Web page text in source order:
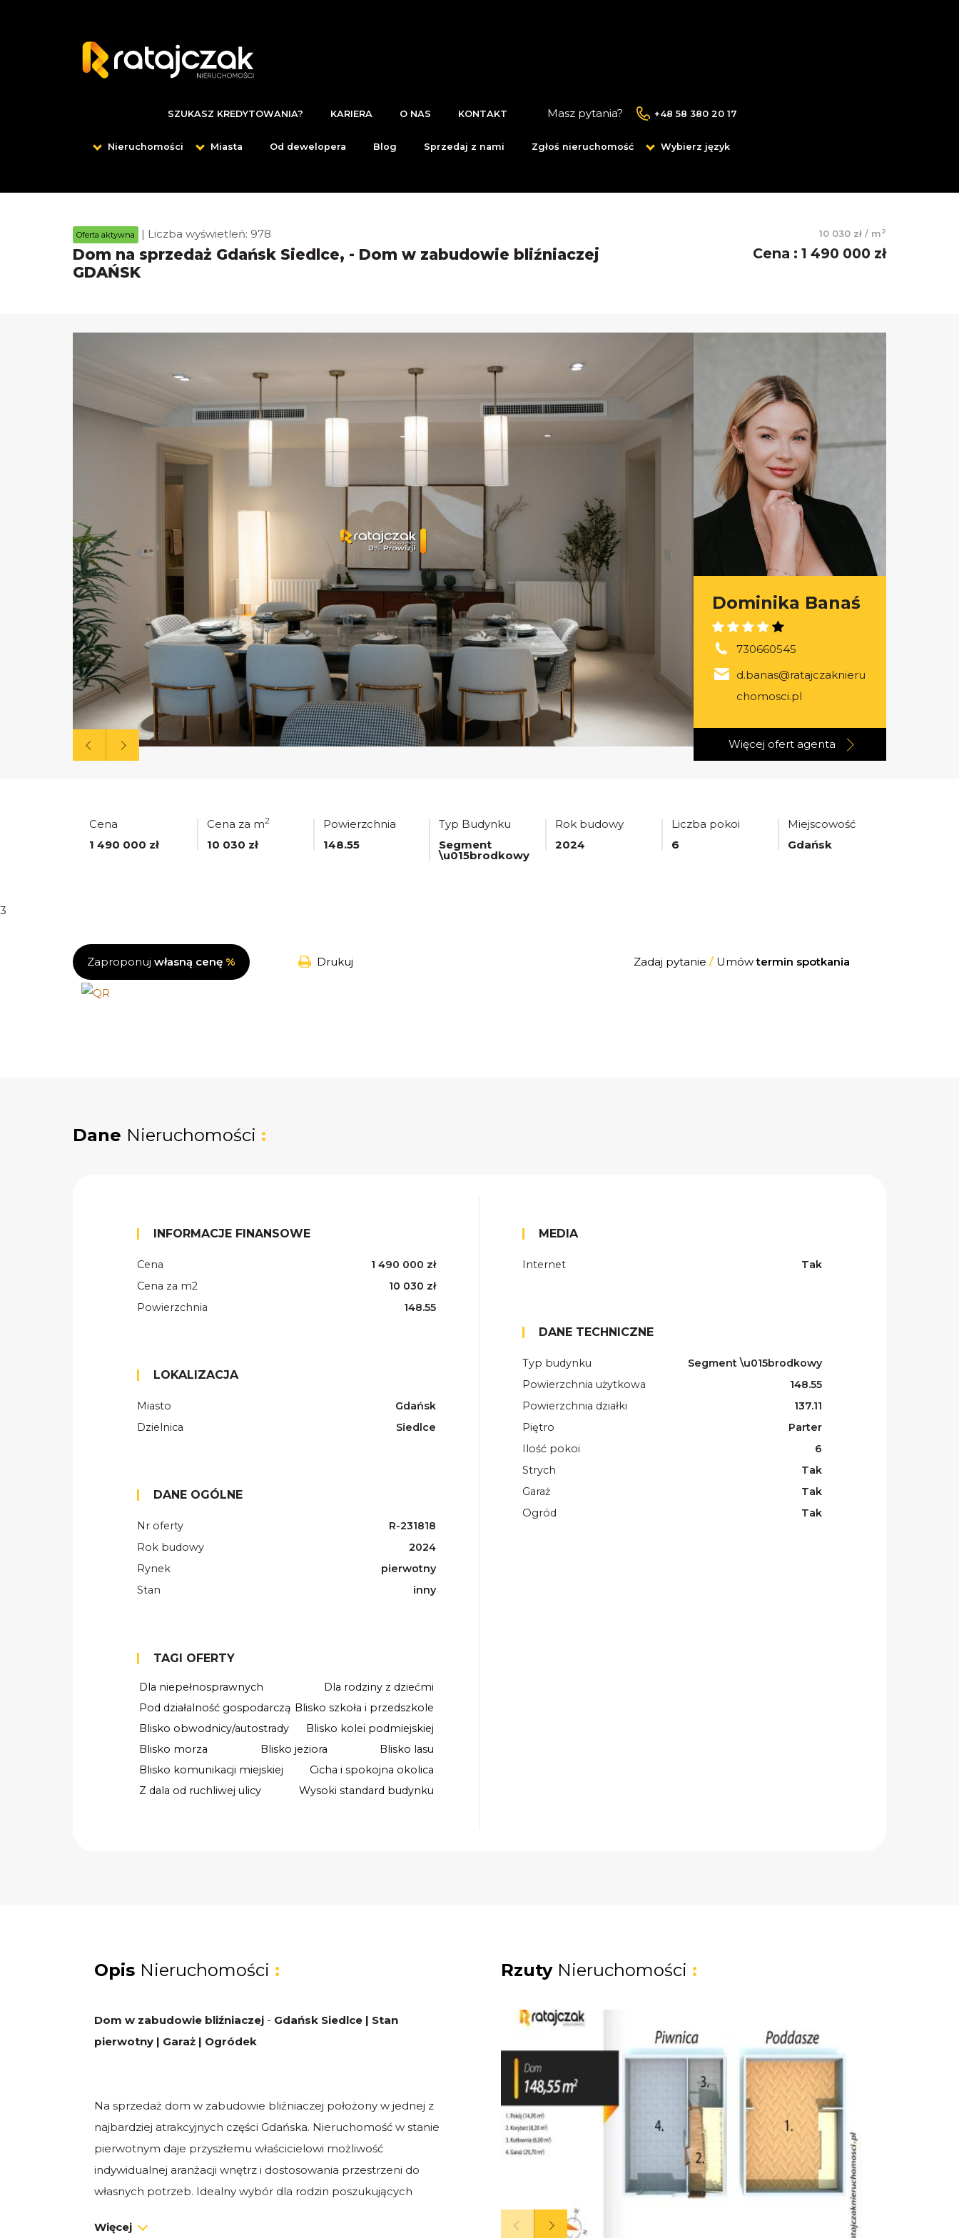
Masz pytania? +48 58 380 20 17
SZUKASZ KREDYTOWANIA? KARIERA O NAS KONTAKT
Nieruchomości Miasta Od dewelopera Blog Sprzedaj z nami Zgłoś nieruchomość Wybierz język
Oferta aktywna | Liczba wyświetleń: 978
Dom na sprzedaż Gdańsk Siedlce, - Dom w zabudowie bliźniaczej
GDAŃSK
10 030 zł / m2
Cena : 1 490 000 zł
Dominika Banaś
730660545
d.banas@ratajczaknieru
chomosci.pl
Więcej ofert agenta
Cena
1 490 000 zł
Cena za m2
10 030 zł
Powierzchnia
148.55
Typ Budynku
Segment
\u015brodkowy
Rok budowy
2024
Liczba pokoi
6
Miejscowość
Gdańsk
3
Zaproponuj własną cenę % Drukuj Zadaj pytanie / Umówtermin spotkania
Dane Nieruchomości :
INFORMACJE FINANSOWE
Cena
1 490 000 zł
Cena za m2
10 030 zł
Powierzchnia
148.55
LOKALIZACJA
Miasto
Gdańsk
Dzielnica
Siedlce
DANE OGÓLNE
Nr oferty
R-231818
Rok budowy
2024
Rynek
pierwotny
Stan
inny
TAGI OFERTY
Dla niepełnosprawnych
Dla rodziny z dziećmi
Pod działalność gospodarczą Blisko szkoła i przedszkole
Blisko obwodnicy/autostrady
Blisko kolei podmiejskiej
Blisko morza
Blisko jeziora
Blisko lasu
Blisko komunikacji miejskiej
Cicha i spokojna okolica
Z dala od ruchliwej ulicy
Wysoki standard budynku
MEDIA
Internet Tak
DANE TECHNICZNE
Typ budynku
Segment \u015brodkowy
Powierzchnia użytkowa
148.55
Powierzchnia działki
137.11
Piętro
Parter
Ilość pokoi
6
Strych
Tak
Garaż
Tak
Ogród
Tak
Opis Nieruchomości :
Dom w zabudowie bliźniaczej - Gdańsk Siedlce | Stan
pierwotny | Garaż | Ogródek
Na sprzedaż dom w zabudowie bliźniaczej położony w jednej z
najbardziej atrakcyjnych części Gdańska. Nieruchomość w stanie
pierwotnym daje przyszłemu właścicielowi możliwość
indywidualnej aranżacji wnętrz i dostosowania przestrzeni do
własnych potrzeb. Idealny wybór dla rodzin poszukujących
Więcej
Rzuty Nieruchomości :